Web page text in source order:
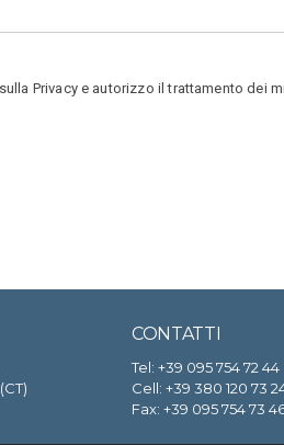
Privacye autorizzo il trattamento dei
CONTATTI
Tel: +39 095 754 72 44
Cell: +39 380 120 73
Fax: +39 095 754 73